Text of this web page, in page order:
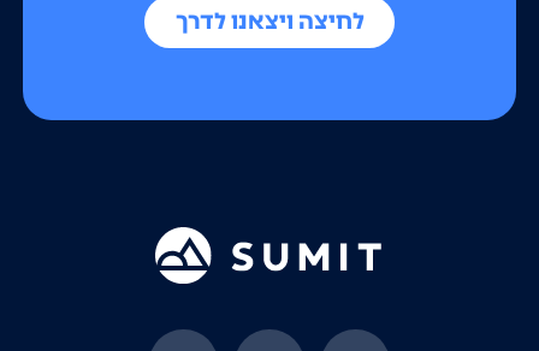
לחיצה ויצאנו לדרך